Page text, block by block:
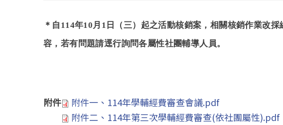
＊自114年10月1日（三）起之活動核銷案，相關核銷作業改
容，若有問題請逕行詢問各屬性社團輔導人員。
附件
附件一、114年學輔經費審查會議.pdf
附件二、114年第三次學輔經費審查(依社團屬性).pdf